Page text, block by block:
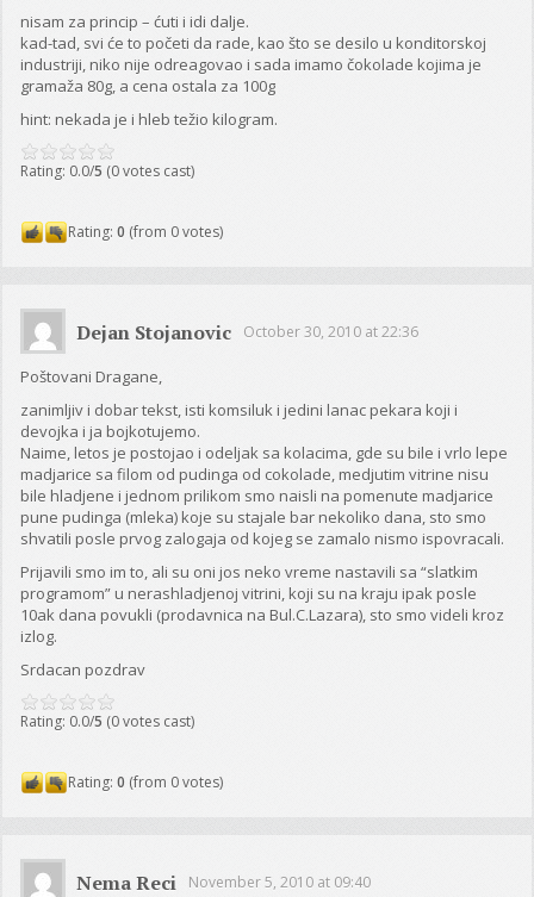
nisam za princip – ćuti i idi dalje.
kad-tad, svi će to početi da rade, kao što se desilo u konditorskoj
industriji, niko nije odreagovao i sada imamo čokolade kojima je
gramaža 80g, a cena ostala za 100g
hint: nekada je i hleb težio kilogram.
Rating: 0.0/5 (0 votes cast)
Rating:0 (from 0 votes)
Dejan Stojanovic October 30, 2010 at 22:36
Poštovani Dragane,
zanimljiv i dobar tekst, isti komsiluk i jedini lanac pekara koji i
devojka i ja bojkotujemo.
Naime, letos je postojao i odeljak sa kolacima, gde su bile i vrlo lepe
madjarice sa filom od pudinga od cokolade, medjutim vitrine nisu
bile hladjene i jednom prilikom smo naisli na pomenute madjarice
pune pudinga (mleka) koje su stajale bar nekoliko dana, sto smo
shvatili posle prvog zalogaja od kojeg se zamalo nismo ispovracali.
Prijavili smo im to, ali su oni jos neko vreme nastavili sa “slatkim
programom” u nerashladjenoj vitrini, koji su na kraju ipak posle
10ak dana povukli (prodavnica na Bul.C.Lazara), sto smo videli kroz
izlog.
Srdacan pozdrav
Rating: 0.0/5 (0 votes cast)
Rating:0 (from 0 votes)
Nema Reci November 5, 2010 at 09:40